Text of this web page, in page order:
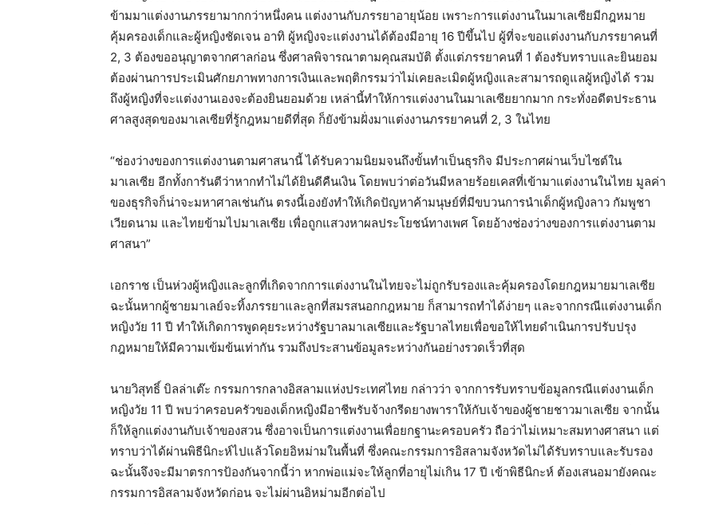
ข้ามมาแต่งงานภรรยามากกว่าหนึ่งคน แต่งงานกับภรรยาอายุน้อย เพราะการแต่งงานในมาเลเซียมีกฎหมาย
คุ้มครองเด็กและผู้หญิงชัดเจน อาทิ ผู้หญิงจะแต่งงานได้ต้องมีอายุ 16 ปีขึ้นไป ผู้ที่จะขอแต่งงานกับภรรยาคนที่
2, 3 ต้องขออนุญาตจากศาลก่อน ซึ่งศาลพิจารณาตามคุณสมบัติ ตั้งแต่ภรรยาคนที่ 1 ต้องรับทราบและยินยอม
ต้องผ่านการประเมินศักยภาพทางการเงินและพฤติกรรมว่าไม่เคยละเมิดผู้หญิงและสามารถดูแลผู้หญิงได้ รวม
ถึงผู้หญิงที่จะแต่งงานเองจะต้องยินยอมด้วย เหล่านี้ทำให้การแต่งงานในมาเลเซียยากมาก กระทั่งอดีตประธาน
ศาลสูงสุดของมาเลเซียที่รู้กฎหมายดีที่สุด ก็ยังข้ามฝั่งมาแต่งงานภรรยาคนที่ 2, 3 ในไทย
“ช่องว่างของการแต่งงานตามศาสนานี้ ได้รับความนิยมจนถึงขั้นทำเป็นธุรกิจ มีประกาศผ่านเว็บไซต์ใน
มาเลเซีย อีกทั้งการันตีว่าหากทำไม่ได้ยินดีคืนเงิน โดยพบว่าต่อวันมีหลายร้อยเคสที่เข้ามาแต่งงานในไทย มูลค่า
ของธุรกิจก็น่าจะมหาศาลเช่นกัน ตรงนี้เองยังทำให้เกิดปัญหาค้ามนุษย์ที่มีขบวนการนำเด็กผู้หญิงลาว กัมพูชา
เวียดนาม และไทยข้ามไปมาเลเซีย เพื่อถูกแสวงหาผลประโยชน์ทางเพศ โดยอ้างช่องว่างของการแต่งงานตาม
ศาสนา”
เอกราช เป็นห่วงผู้หญิงและลูกที่เกิดจากการแต่งงานในไทยจะไม่ถูกรับรองและคุ้มครองโดยกฎหมายมาเลเซีย
ฉะนั้นหากผู้ชายมาเลย์จะทิ้งภรรยาและลูกที่สมรสนอกกฎหมาย ก็สามารถทำได้ง่ายๆ และจากกรณีแต่งงานเด็ก
หญิงวัย 11 ปี ทำให้เกิดการพูดคุยระหว่างรัฐบาลมาเลเซียและรัฐบาลไทยเพื่อขอให้ไทยดำเนินการปรับปรุง
กฎหมายให้มีความเข้มข้นเท่ากัน รวมถึงประสานข้อมูลระหว่างกันอย่างรวดเร็วที่สุด
นายวิสุทธิ์ บิลล่าเต๊ะ กรรมการกลางอิสลามแห่งประเทศไทย กล่าวว่า จากการรับทราบข้อมูลกรณีแต่งงานเด็ก
หญิงวัย 11 ปี พบว่าครอบครัวของเด็กหญิงมีอาชีพรับจ้างกรีดยางพาราให้กับเจ้าของผู้ชายชาวมาเลเซีย จากนั้น
ก็ให้ลูกแต่งงานกับเจ้าของสวน ซึ่งอาจเป็นการแต่งงานเพื่อยกฐานะครอบครัว ถือว่าไม่เหมาะสมทางศาสนา แต่
ทราบว่าได้ผ่านพิธีนิกะห์ไปแล้วโดยอิหม่ามในพื้นที่ ซึ่งคณะกรรมการอิสลามจังหวัดไม่ได้รับทราบและรับรอง
ฉะนั้นจึงจะมีมาตรการป้องกันจากนี้ว่า หากพ่อแม่จะให้ลูกที่อายุไม่เกิน 17 ปี เข้าพิธีนิกะห์ ต้องเสนอมายังคณะ
กรรมการอิสลามจังหวัดก่อน จะไม่ผ่านอิหม่ามอีกต่อไป